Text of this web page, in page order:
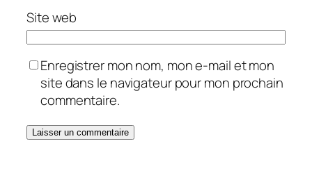
Site web
Enregistrer mon nom, mon e-mail et mon
site dans le navigateur pour mon prochain
commentaire.